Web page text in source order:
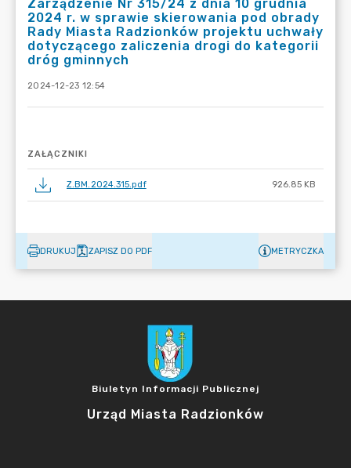
Zarządzenie Nr 315/24 z dnia 10 grudnia
2024 r. w sprawie skierowania pod obrady
Rady Miasta Radzionków projektu uchwały
dotyczącego zaliczenia drogi do kategorii
dróg gminnych
2024-12-23 12:54
ZAŁĄCZNIKI
Z.BM.2024.315.pdf 926.85 KB
DRUKUJ ZAPISZ DO PDF METRYCZKA
Biuletyn Informacji Publicznej
Urząd Miasta Radzionków